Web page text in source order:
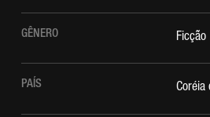
GÊNERO Ficção
PAÍS Coréia